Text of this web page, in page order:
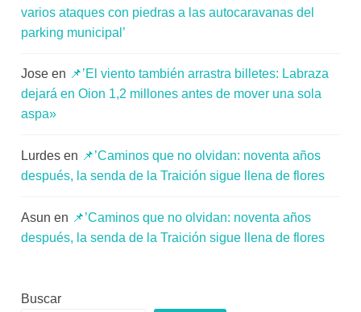
varios ataques con piedras a las autocaravanas del
parking municipal’
Jose en 📌’El viento también arrastra billetes: Labraza
dejará en Oion 1,2 millones antes de mover una sola
aspa»
Lurdes en 📌’Caminos que no olvidan: noventa años
después, la senda de la Traición sigue llena de flores
Asun en 📌’Caminos que no olvidan: noventa años
después, la senda de la Traición sigue llena de flores
Buscar